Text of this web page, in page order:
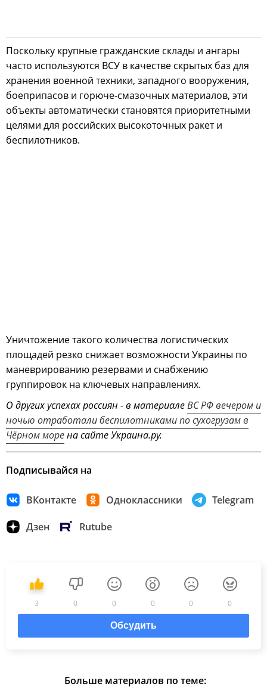
Поскольку крупные гражданские склады и ангары
часто используются ВСУ в качестве скрытых баз для
хранения военной техники, западного вооружения,
боеприпасов и горюче-смазочных материалов, эти
объекты автоматически становятся приоритетными
целями для российских высокоточных ракет и
беспилотников.
Уничтожение такого количества логистических
площадей резко снижает возможности Украины по
маневрированию резервами и снабжению
группировок на ключевых направлениях.
О других успехах россиян - в материалеВС РФ вечером и
ночью отработали беспилотниками по сухогрузам в
Чёрном морена сайте Украина.ру.
Подписывайся на
ВКонтакте Одноклассники Telegram
Дзен Rutube
3 0 0 0 0 0
Обсудить
Больше материалов по теме: